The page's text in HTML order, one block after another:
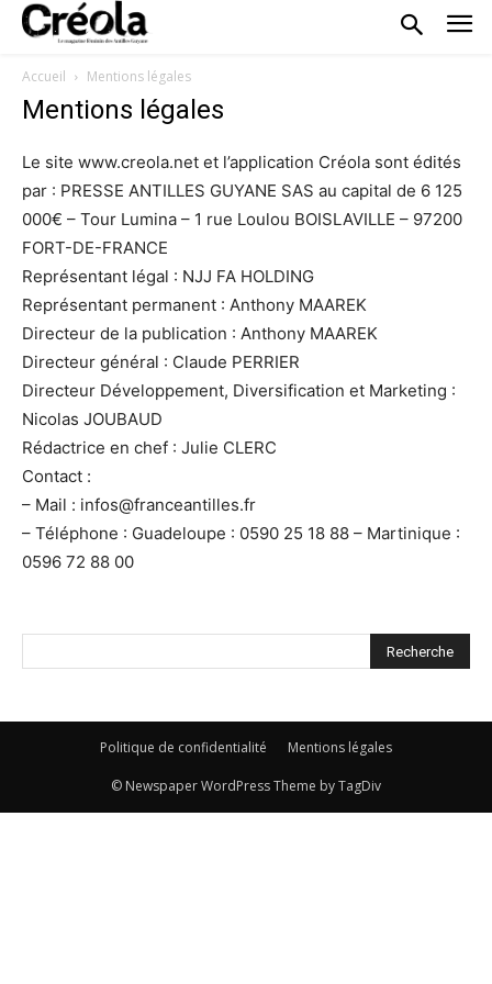
Accueil Mentions légales
Mentions légales
Le site www.creola.net et l’application Créola sont édités
par : PRESSE ANTILLES GUYANE SAS au capital de 6 125
000€ – Tour Lumina – 1 rue Loulou BOISLAVILLE – 97200
FORT-DE-FRANCE
Représentant légal : NJJ FA HOLDING
Représentant permanent : Anthony MAAREK
Directeur de la publication : Anthony MAAREK
Directeur général : Claude PERRIER
Directeur Développement, Diversification et Marketing :
Nicolas JOUBAUD
Rédactrice en chef : Julie CLERC
Contact :
– Mail : infos@franceantilles.fr
– Téléphone : Guadeloupe : 0590 25 18 88 – Martinique :
0596 72 88 00
Politique de confidentialité Mentions légales
© Newspaper WordPress Theme by TagDiv